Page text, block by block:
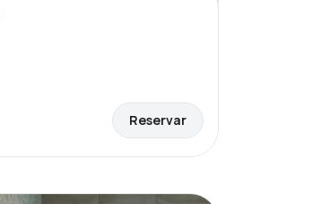
Reservar